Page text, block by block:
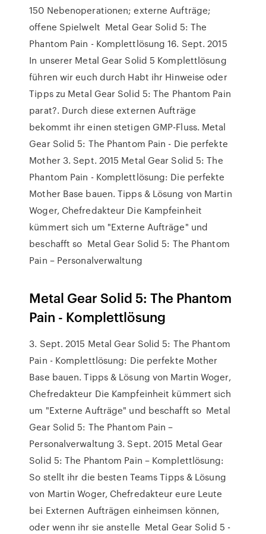
150 Nebenoperationen; externe Aufträge;
offene Spielwelt Metal Gear Solid 5: The
Phantom Pain - Komplettlösung 16. Sept. 2015
In unserer Metal Gear Solid 5 Komplettlösung
führen wir euch durch Habt ihr Hinweise oder
Tipps zu Metal Gear Solid 5: The Phantom Pain
parat?. Durch diese externen Aufträge
bekommt ihr einen stetigen GMP-Fluss. Metal
Gear Solid 5: The Phantom Pain - Die perfekte
Mother 3. Sept. 2015 Metal Gear Solid 5: The
Phantom Pain - Komplettlösung: Die perfekte
Mother Base bauen. Tipps & Lösung von Martin
Woger, Chefredakteur Die Kampfeinheit
kümmert sich um "Externe Aufträge" und
beschafft so Metal Gear Solid 5: The Phantom
Pain – Personalverwaltung
Metal Gear Solid 5: The Phantom
Pain - Komplettlösung
3. Sept. 2015 Metal Gear Solid 5: The Phantom
Pain - Komplettlösung: Die perfekte Mother
Base bauen. Tipps & Lösung von Martin Woger,
Chefredakteur Die Kampfeinheit kümmert sich
um "Externe Aufträge" und beschafft so Metal
Gear Solid 5: The Phantom Pain –
Personalverwaltung 3. Sept. 2015 Metal Gear
Solid 5: The Phantom Pain – Komplettlösung:
So stellt ihr die besten Teams Tipps & Lösung
von Martin Woger, Chefredakteur eure Leute
bei Externen Aufträgen einheimsen können,
oder wenn ihr sie anstelle Metal Gear Solid 5 -